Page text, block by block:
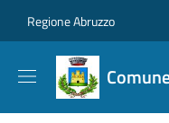
Regione Abruzzo